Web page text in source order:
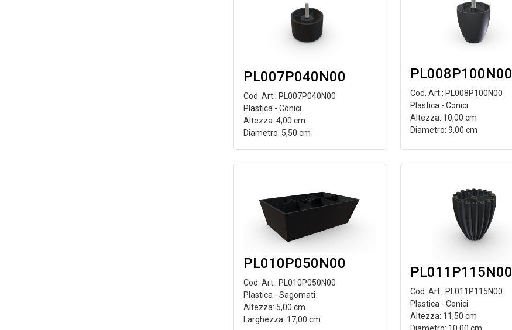
PL007P040N00
Cod. Art.: PL007P040N00
Plastica - Conici
Altezza: 4,00 cm
Diametro: 5,50 cm
PL008P100N00
Cod. Art.: PL008P100N00
Plastica - Conici
Altezza: 10,00 cm
Diametro: 9,00 cm
PL010P050N00
Cod. Art.: PL010P050N00
Plastica - Sagomati
Altezza: 5,00 cm
Larghezza: 17,00 cm
PL011P115N00
Cod. Art.: PL011P115N00
Plastica - Conici
Altezza: 11,50 cm